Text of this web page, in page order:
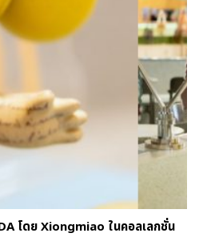
โดย Xiongmiao ในคอลเลกชั่น